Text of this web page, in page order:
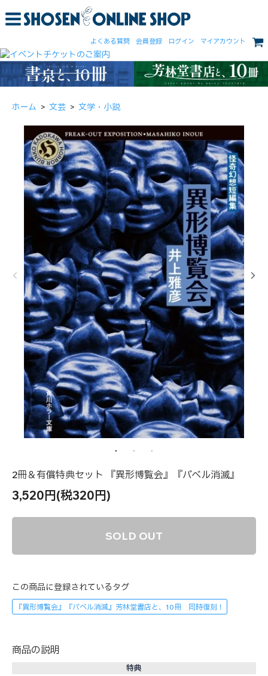
よくある質問 会員登録 ログイン マイアカウント
ホーム > 文芸 > 文学・小説
2冊＆有償特典セット 『異形博覧会』『バベル消滅』
3,520円(税320円)
SOLD OUT
この商品に登録されているタグ
『異形博覧会』『バベル消滅』芳林堂書店と、10冊 同時復刻！
商品の説明
特典